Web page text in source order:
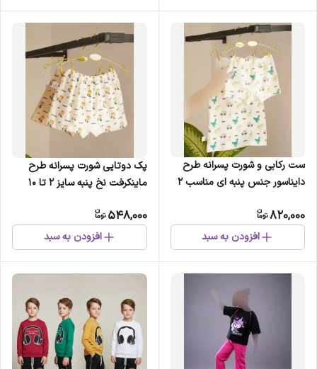
ست رکابی و شورت پسرانه طرح
دایناسور جنس پنبه ای مناسب 2
820,000
افزودن به سبد
پک دوتایی شورت پسرانه طرح
ماینکرفت نخ پنبه سایز 2 تا 10
548,000
افزودن به سبد